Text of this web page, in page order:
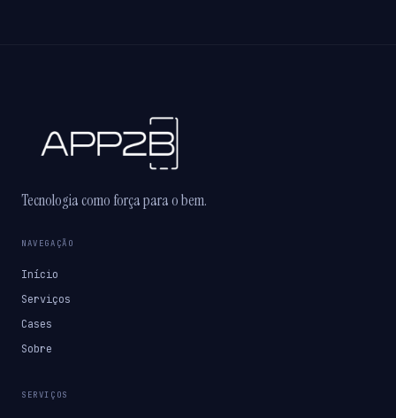
Tecnologia como força para o bem.
NAVEGAÇÃO
Início
Serviços
Cases
Sobre
SERVIÇOS